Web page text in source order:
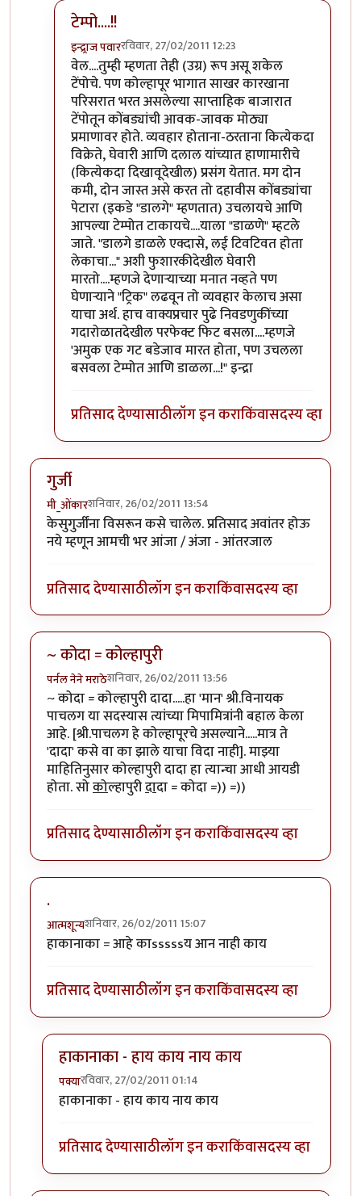
टेम्पो....!!
इन्द्र्राज पवाररविवार, 27/02/2011 12:23
In reply toतुम्ही म्हणता त्याप्रमाणेbyपक्या
वेल....तुम्ही म्हणता तेही (उग्र) रूप असू शकेल
टेंपोचे. पण कोल्हापूर भागात साखर कारखाना
परिसरात भरत असलेल्या साप्ताहिक बाजारात
टेंपोतून कोंबड्यांची आवक-जावक मोठ्या
प्रमाणावर होते. व्यवहार होताना-ठरताना कित्येकदा
विक्रेते, घेवारी आणि दलाल यांच्यात हाणामारीचे
(कित्येकदा दिखावूदेखील) प्रसंग येतात. मग दोन
कमी, दोन जास्त असे करत तो दहावीस कोंबड्यांचा
पेटारा (इकडे "डालगे" म्हणतात) उचलायचे आणि
आपल्या टेम्पोत टाकायचे....याला "डाळणे" म्हटले
जाते. "डालगे डाळले एक्दासे, लई टिवटिवत होता
लेकाचा..." अशी फुशारकीदेखील घेवारी
मारतो....म्हणजे देणार्‍याच्या मनात नव्हते पण
घेणार्‍याने "ट्रिक" लढवून तो व्यवहार केलाच असा
याचा अर्थ. हाच वाक्यप्रचार पुढे निवडणुकींच्या
गदारोळातदेखील परफेक्ट फिट बसला....म्हणजे
'अमुक एक गट बडेजाव मारत होता, पण उचलला
बसवला टेम्पोत आणि डाळला...!" इन्द्रा
प्रतिसाद देण्यासाठीलॉग इन कराकिंवासदस्य व्हा
गुर्जी
मी_ओंकारशनिवार, 26/02/2011 13:54
केसुगुर्जींना विसरून कसे चालेल. प्रतिसाद अवांतर होऊ
नये म्हणून आमची भर आंजा / अंजा - आंतरजाल
प्रतिसाद देण्यासाठीलॉग इन कराकिंवासदस्य व्हा
~ कोदा = कोल्हापुरी
पर्नल नेने मराठेशनिवार, 26/02/2011 13:56
~ कोदा = कोल्हापुरी दादा.....हा 'मान' श्री.विनायक
पाचलग या सदस्यास त्यांच्या मिपामित्रांनी बहाल केला
आहे. [श्री.पाचलग हे कोल्हापूरचे असल्याने.....मात्र ते
'दादा' कसे वा का झाले याचा विदा नाही]. माझ्या
माहितिनुसार कोल्हापुरी दादा हा त्यान्चा आधी आयडी
होता. सोकोल्हापुरीदादा = कोदा =)) =))
प्रतिसाद देण्यासाठीलॉग इन कराकिंवासदस्य व्हा
.
आत्मशून्यशनिवार, 26/02/2011 15:07
हाकानाका = आहे काsssssय आन नाही काय
प्रतिसाद देण्यासाठीलॉग इन कराकिंवासदस्य व्हा
हाकानाका - हाय काय नाय काय
पक्यारविवार, 27/02/2011 01:14
In reply tobyआत्मशून्य
हाकानाका - हाय काय नाय काय
प्रतिसाद देण्यासाठीलॉग इन कराकिंवासदस्य व्हा